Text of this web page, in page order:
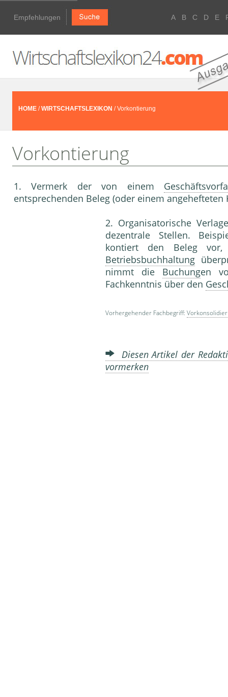
Empfehlungen A B C D E
HOME /WIRTSCHAFTSLEXIKON / Vorkontierung
Vorkontierung
1. Vermerk der von einem
entsprechenden Beleg (oder einem angehefteten
2. Organisatorische
dezentrale Stellen.
kontiert den Beleg
Betriebsbuchhaltung
nimmt die Buchungen
Fachkenntnis über den
Vorhergehender Fachbegriff:
Diesen Artikel der
vormerken